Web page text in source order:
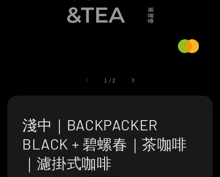
1 /2
淺中｜BACKPACKER
BLACK + 碧螺春｜茶咖啡
｜濾掛式咖啡